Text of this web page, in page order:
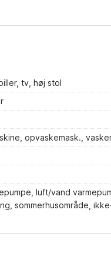
tv, høj stol
opvaskemask.,
luft/vand
sommerhusområde,